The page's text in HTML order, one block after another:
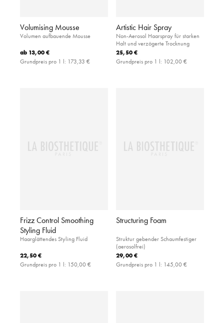
Volumising Mousse
Volumen aufbauende Mousse
ab 13,00 €
Grundpreis pro 1 l: 173,33 €
Artistic Hair Spray
Non-Aerosol Haarspray für starken
Halt und verzögerte Trocknung
25,50 €
Grundpreis pro 1 l: 102,00 €
Frizz Control Smoothing
Styling Fluid
Haarglättendes Styling Fluid
22,50 €
Grundpreis pro 1 l: 150,00 €
Structuring Foam
Struktur gebender Schaumfestiger
(aerosolfrei)
29,00 €
Grundpreis pro 1 l: 145,00 €